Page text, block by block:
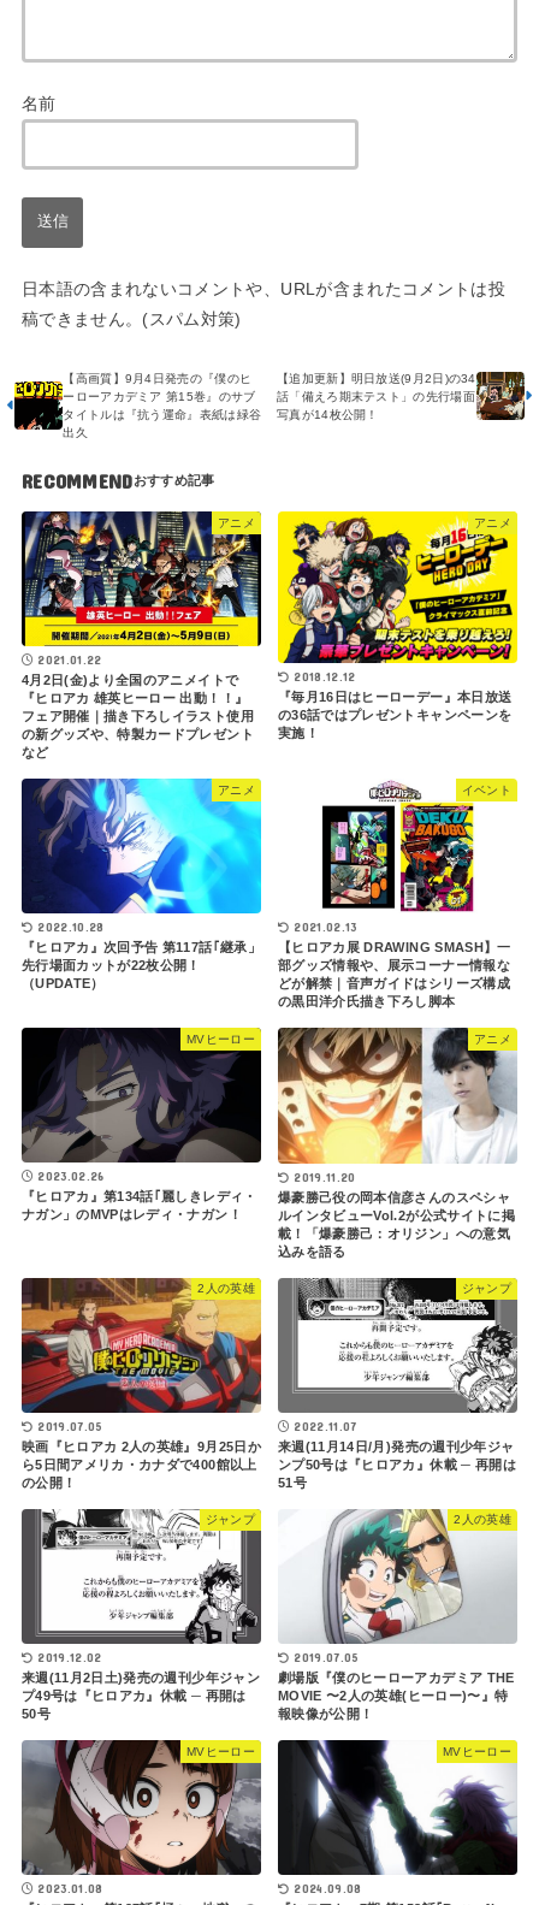
名前
日本語の含まれないコメントや、URLが含まれたコメントは投
稿できません。(スパム対策)
【追加更新】明日放送(9月2日)の34
話「備えろ期末テスト」の先行場面
写真が14枚公開！
【高画質】9月4日発売の『僕のヒ
ーローアカデミア 第15巻』のサブ
タイトルは『抗う運命』表紙は緑谷
出久
RECOMMEND
アニメ
2021.01.22
4月2日(金)より全国のアニメイトで
『ヒロアカ 雄英ヒーロー 出動！！』
フェア開催｜描き下ろしイラスト使用
の新グッズや、特製カードプレゼント
など
アニメ
2018.12.12
『毎月16日はヒーローデー』本日放送
の36話ではプレゼントキャンペーンを
実施！
アニメ
2022.10.28
『ヒロアカ』次回予告 第117話｢継承」
先行場面カットが22枚公開！
（UPDATE）
イベント
2021.02.13
【ヒロアカ展 DRAWING SMASH】一
部グッズ情報や、展示コーナー情報な
どが解禁｜音声ガイドはシリーズ構成
の黒田洋介氏描き下ろし脚本
MVヒーロー
2023.02.26
『ヒロアカ』第134話｢麗しきレディ・
ナガン」のMVPはレディ・ナガン！
アニメ
2019.11.20
爆豪勝己役の岡本信彦さんのスペシャ
ルインタビューVol.2が公式サイトに掲
載！「爆豪勝己：オリジン」への意気
込みを語る
2人の英雄
2019.07.05
映画『ヒロアカ 2人の英雄』9月25日か
ら5日間アメリカ・カナダで400館以上
の公開！
ジャンプ
2022.11.07
来週(11月14日/月)発売の週刊少年ジャ
ンプ50号は『ヒロアカ』休載 ─ 再開は
51号
ジャンプ
2019.12.02
来週(11月2日土)発売の週刊少年ジャン
プ49号は『ヒロアカ』休載 ─ 再開は
50号
2人の英雄
2019.07.05
劇場版『僕のヒーローアカデミア THE
MOVIE 〜2人の英雄(ヒーロー)〜』特
報映像が公開！
MVヒーロー
2023.01.08
MVヒーロー
2024.09.08